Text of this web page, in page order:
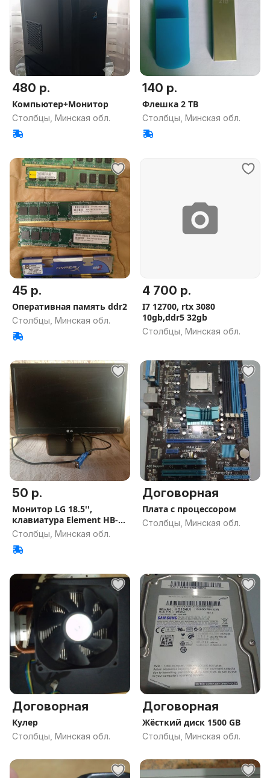
480 р.
Компьютер+Монитор
Столбцы, Минская обл.
140 р.
Флешка 2 TB
Столбцы, Минская обл.
45 р.
Оперативная память ddr2
Столбцы, Минская обл.
4 700 р.
I7 12700, rtx 3080
10gb,ddr5 32gb
Столбцы, Минская обл.
50 р.
Монитор LG 18.5'',
клавиатура Element HB-
520, мышк
Столбцы, Минская обл.
Договорная
Плата с процессором
Столбцы, Минская обл.
Договорная
Кулер
Столбцы, Минская обл.
Договорная
Жёсткий диск 1500 GB
Столбцы, Минская обл.